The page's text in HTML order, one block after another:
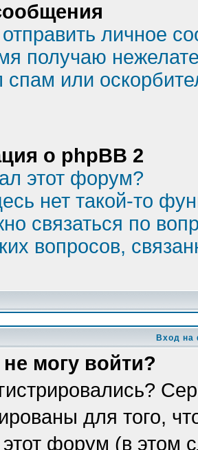
личное
получаю
или
о phpBB 2
этот форум?
нет такой-то
связаться по
вопросов,
Вход на
могу войти?
для того,
этот форум (в этом